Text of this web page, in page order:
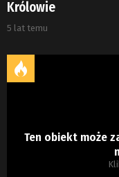
Królowie
5 lat temu
Ten obiekt może